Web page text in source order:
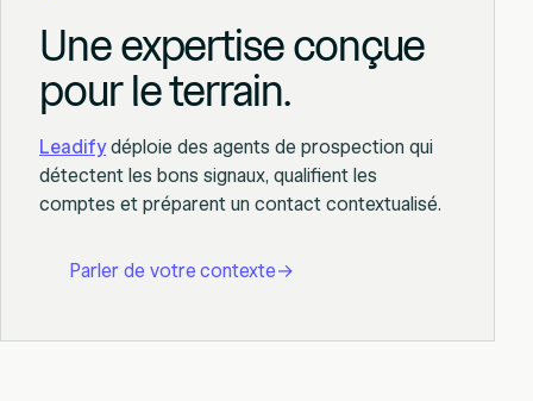
Une expertise conçue
pour le terrain.
Leadifydéploie des agents de prospection qui
détectent les bons signaux, qualifient les
comptes et préparent un contact contextualisé.
Parler de votre contexte→